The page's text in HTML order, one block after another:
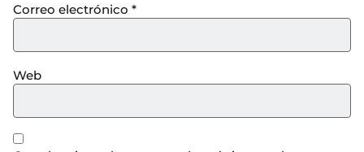
Correo electrónico *
Web